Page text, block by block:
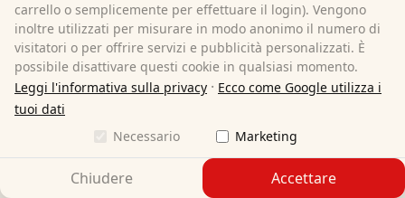
Spedizione gratuita
Disponibile immediatamente
Per saperne di più
carrello o semplicemente per effettuare il login). Vengono
inoltre utilizzati per misurare in modo anonimo il numero di
visitatori o per offrire servizi e pubblicità personalizzati. È
possibile disattivare questi cookie in qualsiasi momento.
Leggi l'informativa sulla privacy · Ecco come Google utilizza i
tuoi dati
Necessario
Marketing
Chiudere Accettare